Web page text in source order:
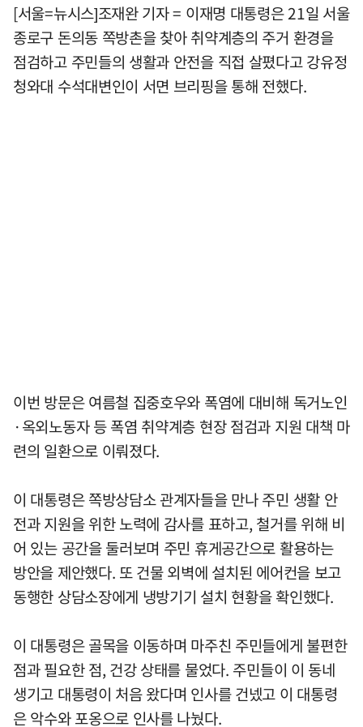
[서울=뉴시스]조재완 기자 = 이재명 대통령은 21일 서울
종로구 돈의동 쪽방촌을 찾아 취약계층의 주거 환경을
점검하고 주민들의 생활과 안전을 직접 살폈다고 강유정
청와대 수석대변인이 서면 브리핑을 통해 전했다.
이번 방문은 여름철 집중호우와 폭염에 대비해 독거노인
·옥외노동자 등 폭염 취약계층 현장 점검과 지원 대책 마
련의 일환으로 이뤄졌다.
이 대통령은 쪽방상담소 관계자들을 만나 주민 생활 안
전과 지원을 위한 노력에 감사를 표하고, 철거를 위해 비
어 있는 공간을 둘러보며 주민 휴게공간으로 활용하는
방안을 제안했다. 또 건물 외벽에 설치된 에어컨을 보고
동행한 상담소장에게 냉방기기 설치 현황을 확인했다.
이 대통령은 골목을 이동하며 마주친 주민들에게 불편한
점과 필요한 점, 건강 상태를 물었다. 주민들이 이 동네
생기고 대통령이 처음 왔다며 인사를 건넸고 이 대통령
은 악수와 포옹으로 인사를 나눴다.